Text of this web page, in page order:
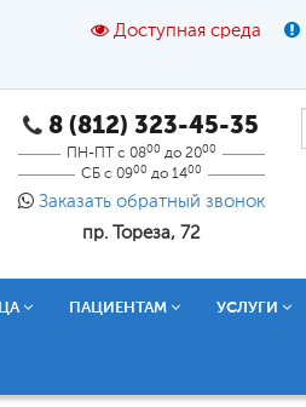
Доступная среда
Звук
8 (812) 323-45-35
ПН-ПТ с 0800 до 2000
СБ с 0900 до 1400
Заказать обратный звонок
пр. Тореза, 72
ПАЦИЕНТАМ УСЛУГИ